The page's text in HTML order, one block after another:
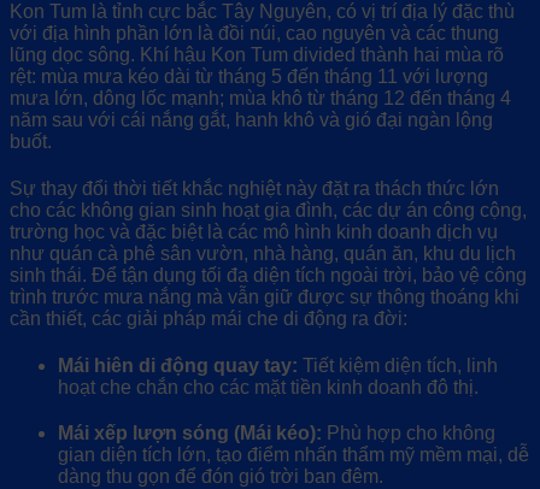
Kon Tum là tỉnh cực bắc Tây Nguyên, có vị trí địa lý đặc thù
với địa hình phần lớn là đồi núi, cao nguyên và các thung
lũng dọc sông. Khí hậu Kon Tum divided thành hai mùa rõ
rệt: mùa mưa kéo dài từ tháng 5 đến tháng 11 với lượng
mưa lớn, dông lốc mạnh; mùa khô từ tháng 12 đến tháng 4
năm sau với cái nắng gắt, hanh khô và gió đại ngàn lộng
buốt.
Sự thay đổi thời tiết khắc nghiệt này đặt ra thách thức lớn
cho các không gian sinh hoạt gia đình, các dự án công cộng,
trường học và đặc biệt là các mô hình kinh doanh dịch vụ
như quán cà phê sân vườn, nhà hàng, quán ăn, khu du lịch
sinh thái. Để tận dụng tối đa diện tích ngoài trời, bảo vệ công
trình trước mưa nắng mà vẫn giữ được sự thông thoáng khi
cần thiết, các giải pháp mái che di động ra đời:
Mái hiên di động quay tay: Tiết kiệm diện tích, linh
hoạt che chắn cho các mặt tiền kinh doanh đô thị.
Mái xếp lượn sóng (Mái kéo): Phù hợp cho không
gian diện tích lớn, tạo điểm nhấn thẩm mỹ mềm mại, dễ
dàng thu gọn để đón gió trời ban đêm.